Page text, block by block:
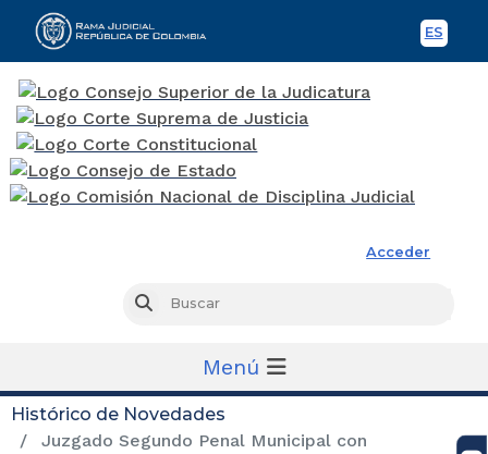
ES
Acceder
Buscar
Menú
Histórico de Novedades
Juzgado Segundo Penal Municipal con